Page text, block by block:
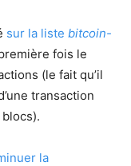
sur la liste bitcoin-
fois le
(le fait qu’il
transaction
la